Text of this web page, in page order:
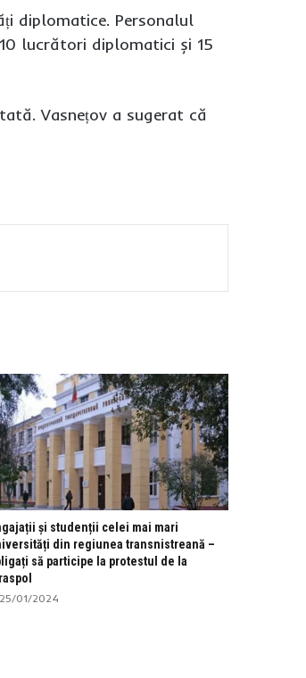
diplomatice. Personalul
lucrători diplomatici și 15
Vasnețov a sugerat că
și studenții celei mai mari
din regiunea transnistreană –
să participe la protestul de la
25/01/2024